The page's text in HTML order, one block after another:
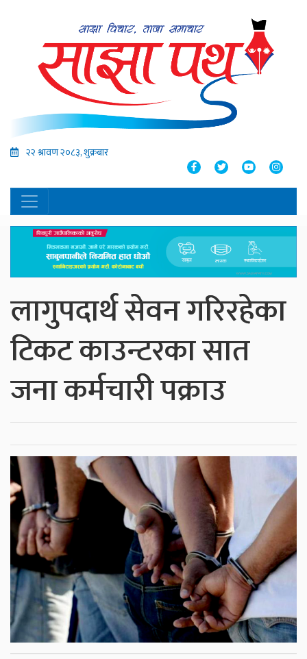
२२ श्रावण २०८३, शुक्रबार
लागुपदार्थ सेवन गरिरहेका
टिकट काउन्टरका सात
जना कर्मचारी पक्राउ